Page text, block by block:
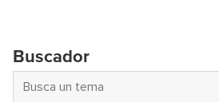
Buscador